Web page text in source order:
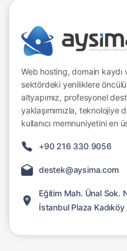
Web hosting, domain
sektördeki yeniliklere
altyapımız, profesyonel
yaklaşımımızla, teknolojiye
kullanıcı memnuniyetini en
+90 216 330 9056
destek@aysima.com
Eğitim Mah. Ünal Sok.
İstanbul Plaza Kadıköy